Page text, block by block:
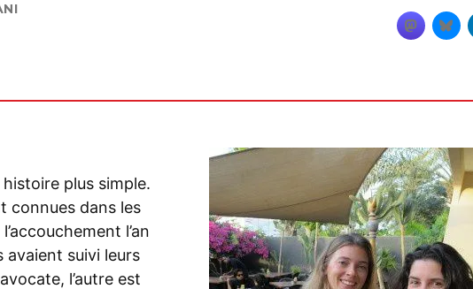
plus simple.
connues dans les
l’an
avaient suivi leurs
l’autre est